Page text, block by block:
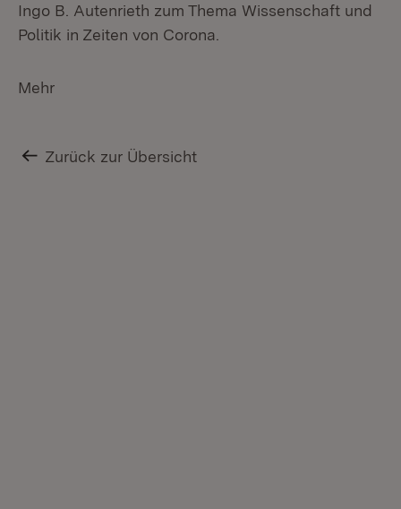
Ingo B. Autenrieth zum Thema Wissenschaft und
Politik in Zeiten von Corona.
Mehr
Zurück zur Übersicht